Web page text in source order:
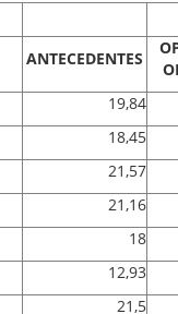
ANTECEDENTES
19,84
18,45
21,57
21,16
18
12,93
21,5